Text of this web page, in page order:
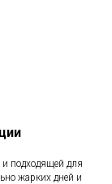
и подходящей для
жарких дней и